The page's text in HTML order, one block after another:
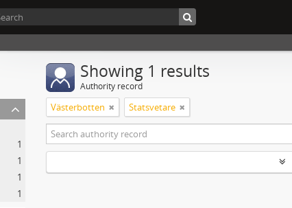
1
1
1
1
Showing 1 results
Authority record
Västerbotten Statsvetare